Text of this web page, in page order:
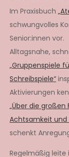
Im Praxisbuch
schwungvolles
Senior:innen vor.
Alltagsnahe,
„Gruppenspiele
Schreibspiele“
Aktivierungen
„Über die großen
Achtsamkeit und
schenkt
Regelmäßig leite